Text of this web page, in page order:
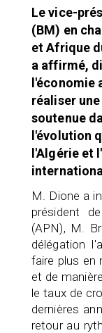
Le vice-
(BM) en
et Afrique
a affirmé,
l'économie
réaliser
soutenue
l'évolution
l'Algérie et
M. Dione a
président
(APN), M.
délégation
faire plus en
et de
le taux de
dernières
retour au